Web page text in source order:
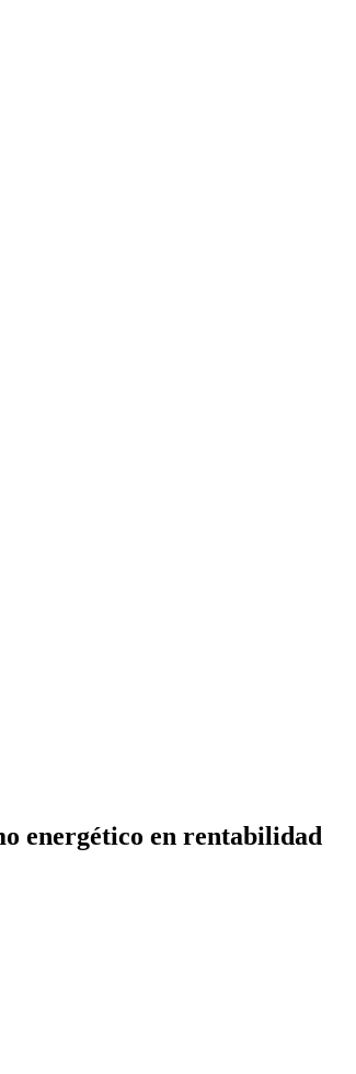
energético en rentabilidad